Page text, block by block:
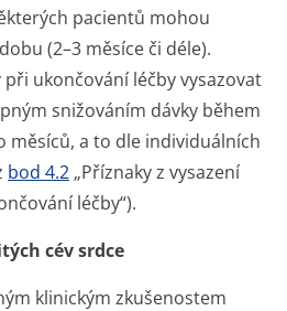
pacientů mohou
(2–3 měsíce či déle).
ukončování léčby vysazovat
snižováním dávky během
měsíců, a to dle individuálních
bod 4.2 „Příznaky z vysazení
léčby“).
cév srdce
klinickým zkušenostem